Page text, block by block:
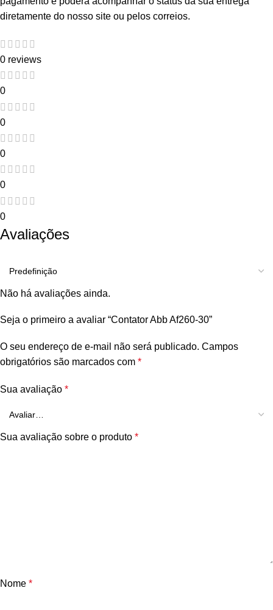
diretamente do nosso site ou pelos correios.
0 reviews
0
0
0
0
0
Avaliações
Não há avaliações ainda.
Seja o primeiro a avaliar “Contator Abb Af260-30”
O seu endereço de e-mail não será publicado. Campos
obrigatórios são marcados com *
Sua avaliação *
Sua avaliação sobre o produto *
Nome *